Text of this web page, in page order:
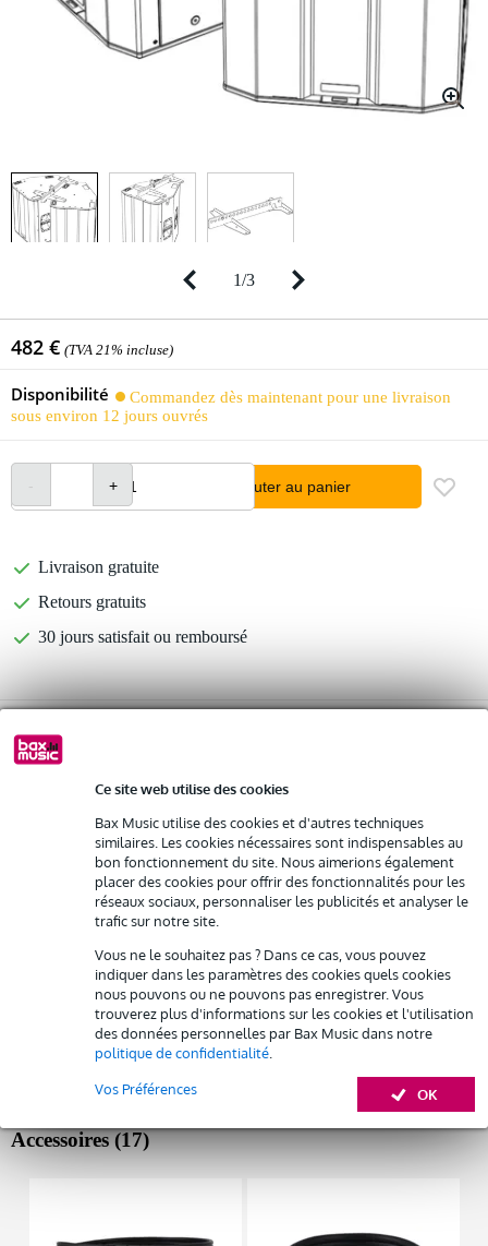
Ce site web utilise des cookies
Bax Music utilise des cookies et d'autres techniques
similaires. Les cookies nécessaires sont indispensables au
bon fonctionnement du site. Nous aimerions également
placer des cookies pour offrir des fonctionnalités pour les
réseaux sociaux, personnaliser les publicités et analyser le
trafic sur notre site.
Vous ne le souhaitez pas ? Dans ce cas, vous pouvez
indiquer dans les paramètres des cookies quels cookies
nous pouvons ou ne pouvons pas enregistrer. Vous
trouverez plus d'informations sur les cookies et l'utilisation
des données personnelles par Bax Music dans notre
politique de confidentialité
OK
Vos Préférences
1/3
482 € (TVA 21% incluse)
Disponibilité
Commandez dès maintenant pour une livraison
sous environ 12 jours ouvrés
Ajouter au panier
Livraison gratuite
Retours gratuits
30 jours satisfait ou remboursé
ans et profitez de plus d'avantages exclusifs !
24,10 € (frais uniques)
Louez ce produit
Louez ce produit à partir de 34 € par mois
Location de plusieurs produits à la fois : min. 300 € et max.
2 500 €
Livraison à domicilegratuite
Résiliation possible du contrat après 4 mois
Possibilité d'acheter votre/vos produit(s) à un tarif réduit
Remplacement rapide par Bax Music en cas de défectuosité
Informations
dB Technologies DRK-FIFTY Flybar
conçu pour les haut-parleurs de gamme Fifty-line top
supporte jusqu'à 4x Fifty Top avec le kit SRK-FIFTY
Accessoires (17)